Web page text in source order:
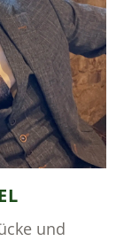
und